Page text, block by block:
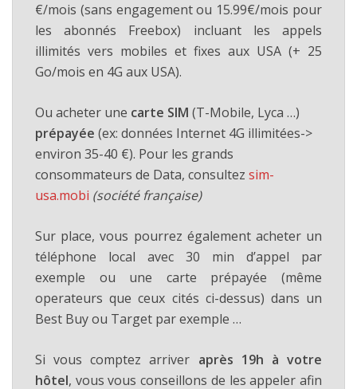
€/mois (sans engagement ou 15.99€/mois pour
les abonnés Freebox) incluant les appels
illimités vers mobiles et fixes aux USA (+ 25
Go/mois en 4G aux USA).
Ou acheter une carte SIM (T-Mobile, Lyca …)
prépayée (ex: données Internet 4G illimitées->
environ 35-40 €). Pour les grands
consommateurs de Data, consultez sim-
usa.mobi (société française)
Sur place, vous pourrez également acheter un
téléphone local avec 30 min d’appel par
exemple ou une carte prépayée (même
operateurs que ceux cités ci-dessus) dans un
Best Buy ou Target par exemple …
Si vous comptez arriver après 19h à votre
hôtel, vous vous conseillons de les appeler afin